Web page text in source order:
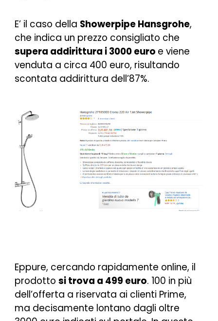
E’ il caso della Showerpipe Hansgrohe,
che indica un prezzo consigliato che
supera addirittura i 3000 euro e viene
venduta a circa 400 euro, risultando
scontata addirittura dell’87%.
Eppure, cercando rapidamente online, il
prodotto si trova a 499 euro. 100 in più
dell’offerta a riservata ai clienti Prime,
ma decisamente lontano dagli oltre